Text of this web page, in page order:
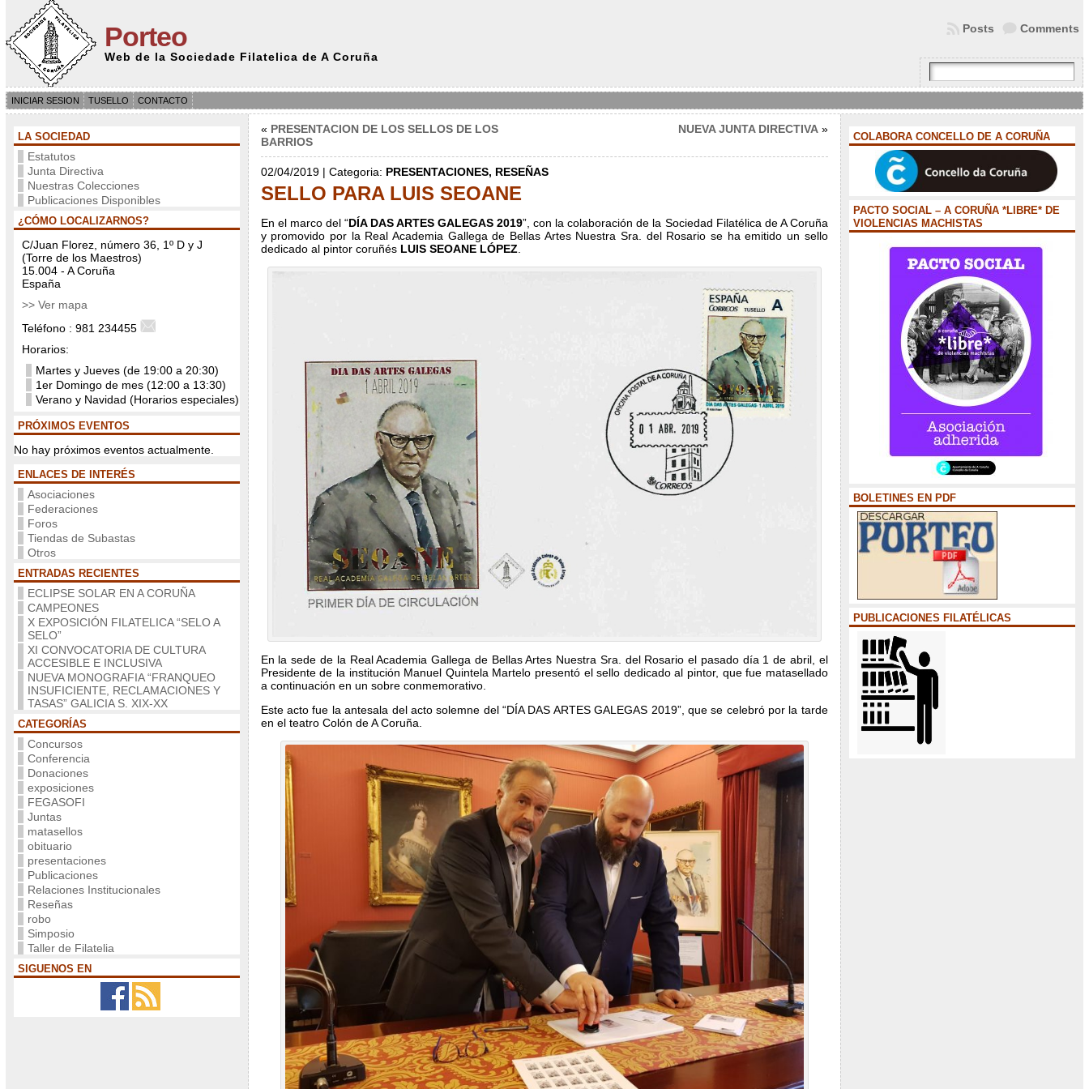
Porteo
Web de la Sociedade Filatelica de A Coruña
Comments
Posts
INICIAR SESION TUSELLO CONTACTO
LA SOCIEDAD
Estatutos
Junta Directiva
Nuestras Colecciones
Publicaciones Disponibles
¿CÓMO LOCALIZARNOS?
C/Juan Florez, número 36, 1º D y J
(Torre de los Maestros)
15.004 - A Coruña
España
>> Ver mapa
Teléfono : 981 234455
Horarios:
Martes y Jueves (de 19:00 a 20:30)
1er Domingo de mes (12:00 a 13:30)
Verano y Navidad (Horarios especiales)
PRÓXIMOS EVENTOS
No hay próximos eventos actualmente.
ENLACES DE INTERÉS
Asociaciones
Federaciones
Foros
Tiendas de Subastas
Otros
ENTRADAS RECIENTES
ECLIPSE SOLAR EN A CORUÑA
CAMPEONES
X EXPOSICIÓN FILATELICA “SELO A
SELO”
XI CONVOCATORIA DE CULTURA
ACCESIBLE E INCLUSIVA
NUEVA MONOGRAFIA “FRANQUEO
INSUFICIENTE, RECLAMACIONES Y
TASAS” GALICIA S. XIX-XX
CATEGORÍAS
Concursos
Conferencia
Donaciones
exposiciones
FEGASOFI
Juntas
matasellos
obituario
presentaciones
Publicaciones
Relaciones Institucionales
Reseñas
robo
Simposio
Taller de Filatelia
SIGUENOS EN
« PRESENTACION DE LOS SELLOS DE LOS
BARRIOS
NUEVA JUNTA DIRECTIVA»
02/04/2019 | Categoria: PRESENTACIONES, RESEÑAS
SELLO PARA LUIS SEOANE
En el marco del “DÍA DAS ARTES GALEGAS 2019”, con la colaboración de la Sociedad Filatélica de A Coruña
y promovido por la Real Academia Gallega de Bellas Artes Nuestra Sra. del Rosario se ha emitido un sello
dedicado al pintor coruñés LUIS SEOANE LÓPEZ
En la sede de la Real Academia Gallega de Bellas Artes Nuestra Sra. del Rosario el pasado día 1 de abril, el
Presidente de la institución Manuel Quintela Martelo presentó el sello dedicado al pintor, que fue matasellado
a continuación en un sobre conmemorativo.
Este acto fue la antesala del acto solemne del “DÍA DAS ARTES GALEGAS 2019”, que se celebró por la tarde
en el teatro Colón de A Coruña.
COLABORA CONCELLO DE A CORUÑA
PACTO SOCIAL – A CORUÑA *LIBRE* DE
VIOLENCIAS MACHISTAS
BOLETINES EN PDF
PUBLICACIONES FILATÉLICAS